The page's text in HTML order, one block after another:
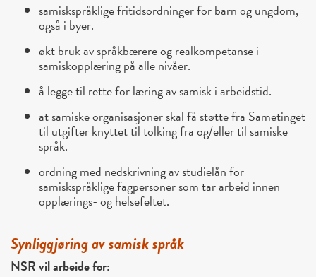
samiskspråklige fritidsordninger for barn og ungdom,
også i byer.
økt bruk av språkbærere og realkompetanse i
samiskopplæring på alle nivåer.
å legge til rette for læring av samisk i arbeidstid.
at samiske organisasjoner skal få støtte fra Sametinget
til utgifter knyttet til tolking fra og/eller til samiske
språk.
ordning med nedskrivning av studielån for
samiskspråklige fagpersoner som tar arbeid innen
opplærings- og helsefeltet.
Synliggjøring av samisk språk
NSR vil arbeide for: